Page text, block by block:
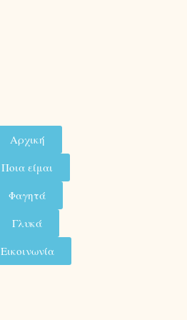
Αρχική
Ποια είμαι
Φαγητά
Γλυκά
Εικοινωνία